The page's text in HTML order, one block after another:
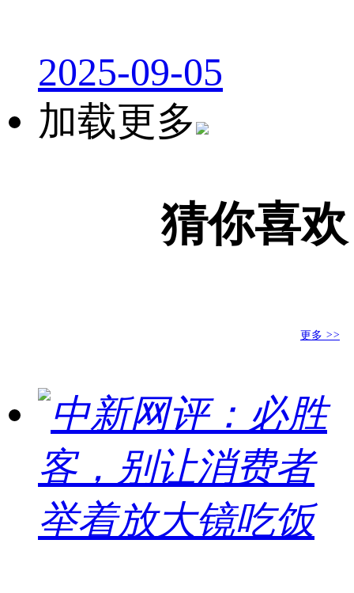
2025-09-05
加载更多
猜你喜欢
更多 >>